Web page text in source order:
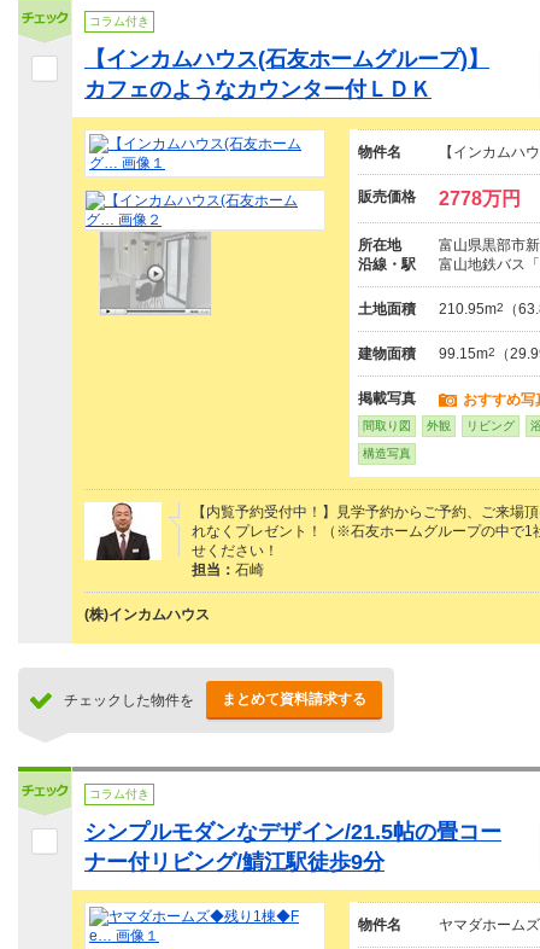
コラム付き
【インカムハウス(石友ホームグループ)】
カフェのようなカウンター付ＬＤＫ
物件名 【インカムハ
販売価格 2778万円
所在地
富山県黒部市
沿線・駅
富山地鉄バス
土地面積 210.95m2 （
建物面積 99.15m2 （
掲載写真 おすすめ写
間取り図 外観 リビング
構造写真
【内覧予約受付中！】見学予約からご予約、ご来場
れなくプレゼント！（※石友ホームグループの中で1
せください！
担当： 石崎
(株)インカムハウス
チェックした物件を まとめて資料請求する
コラム付き
シンプルモダンなデザイン/21.5帖の畳コー
ナー付リビング/鯖江駅徒歩9分
物件名 ヤマダホーム